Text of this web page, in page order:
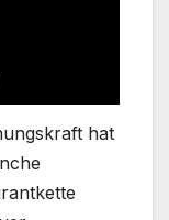
hat